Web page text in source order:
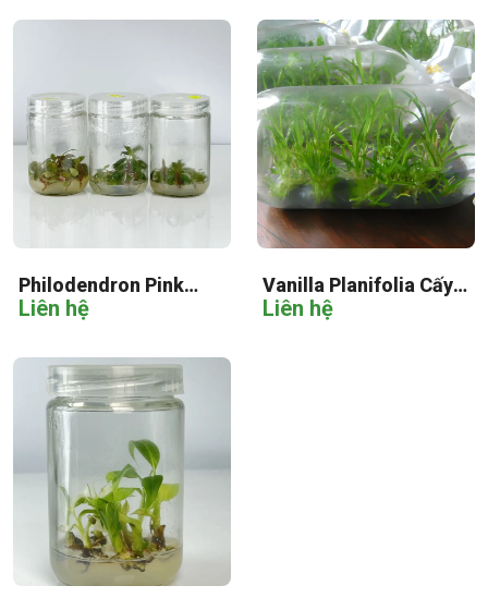
Philodendron Pink
Princess Cấy Mô
Liên hệ
Vanilla Planifolia Cấy
Mô
Liên hệ